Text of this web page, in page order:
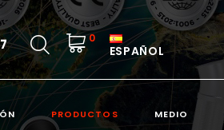
0
ESPAÑOL
PRODUCTOS MEDIO